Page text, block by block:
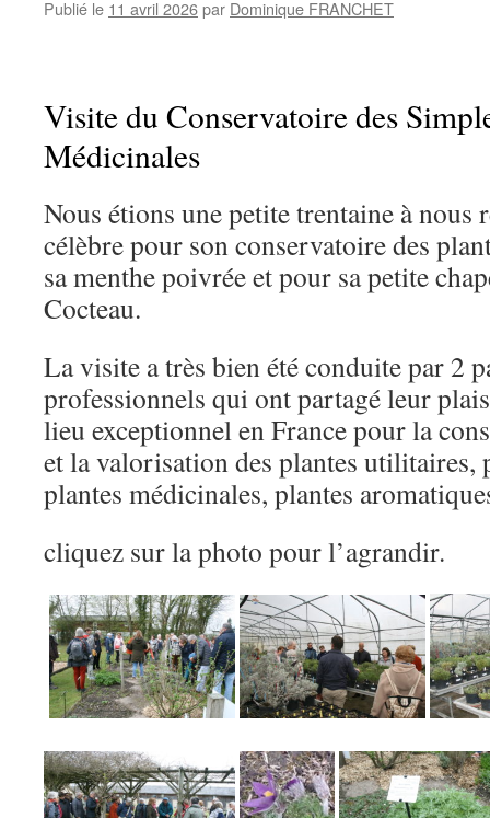
Publié le 11 avril 2026par Dominique FRANCHET
Visite du Conservatoire des
Médicinales
Nous étions une petite trentaine à
célèbre pour son conservatoire des
sa menthe poivrée et pour sa petite
Cocteau.
La visite a très bien été conduite par 2
professionnels qui ont partagé leur
lieu exceptionnel en France pour la
et la valorisation des plantes utilitaires,
plantes médicinales, plantes
cliquez sur la photo pour l’agrandir.